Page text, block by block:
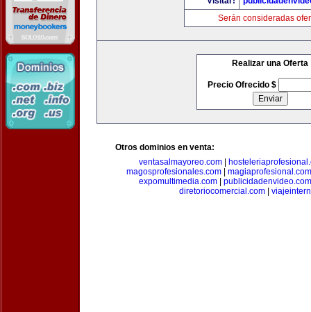
Serán consideradas
Realizar una Oferta
Precio Ofrecido $
Otros dominios en venta:
ventasalmayoreo.com
magosprofesionales.com
magiaprofesional.com
expomultimedia.com
publicidadenvideo.com
diretoriocomercial.com